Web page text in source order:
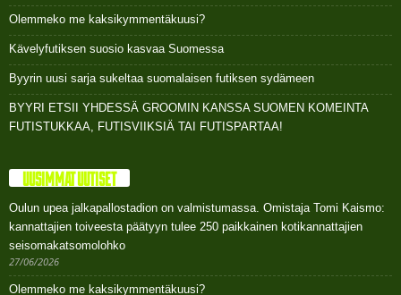
Olemmeko me kaksikymmentäkuusi?
Kävelyfutiksen suosio kasvaa Suomessa
Byyrin uusi sarja sukeltaa suomalaisen futiksen sydämeen
BYYRI ETSII YHDESSÄ GROOMIN KANSSA SUOMEN KOMEINTA
FUTISTUKKAA, FUTISVIIKSIÄ TAI FUTISPARTAA!
UUSIMMAT UUTISET
Oulun upea jalkapallostadion on valmistumassa. Omistaja Tomi Kaismo:
kannattajien toiveesta päätyyn tulee 250 paikkainen kotikannattajien
seisomakatsomolohko
27/06/2026
Olemmeko me kaksikymmentäkuusi?